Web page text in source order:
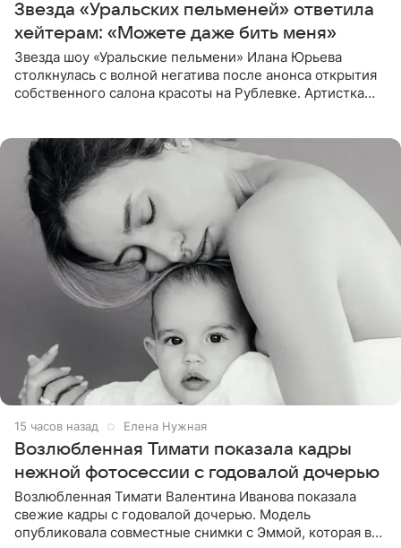
Звезда «Уральских пельменей» ответила
хейтерам: «Можете даже бить меня»
Звезда шоу «Уральские пельмени» Илана Юрьева
столкнулась с волной негатива после анонса открытия
собственного салона красоты на Рублевке. Артистка
15 часов назад Елена Нужная
Возлюбленная Тимати показала кадры
нежной фотосессии с годовалой дочерью
Возлюбленная Тимати Валентина Иванова показала
свежие кадры с годовалой дочерью. Модель
опубликовала совместные снимки с Эммой, которая в